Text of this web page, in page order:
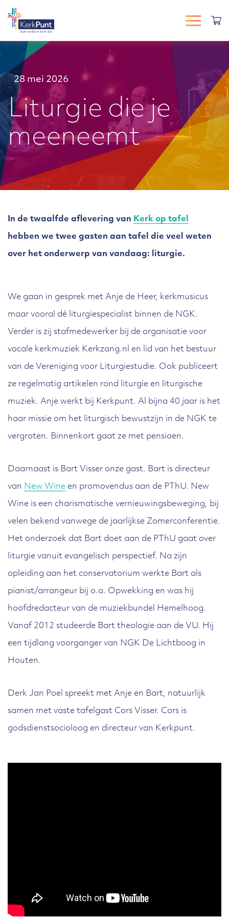
28 mei 2026
Liturgie die je
meeneemt
In de twaalfde aflevering van Kerk op tafel
hebben we twee gasten aan tafel die veel weten
over het onderwerp van vandaag: liturgie.
We gaan in gesprek met Anje de Heer, kerkmusicus
maar vooral dé liturgiespecialist binnen de NGK.
Verder is zij stafmedewerker bij de organisatie voor
vocale kerkmuziek Kerkzang.nl en lid van het bestuur
van de Vereniging voor Liturgiestudie. Ook publiceert
ze regelmatig artikelen rond liturgie en liturgische
muziek. Anje werkt bij Kerkpunt. Al bijna 40 jaar is het
haar missie om het liturgisch bewustzijn in de NGK te
vergroten. Binnenkort gaat ze met pensioen.
Daarnaast is Bart Visser onze gast. Bart is directeur
van New Wine en promovendus aan de PThU. New
Wine is een charismatische vernieuwingsbeweging, bij
velen bekend vanwege de jaarlijkse Zomerconferentie.
Het onderzoek dat Bart doet aan de PThU gaat over
liturgie vanuit evangelisch perspectief. Na zijn
opleiding aan het conservatorium werkte Bart als
pianist/arrangeur bij o.a. Opwekking en was hij
hoofdredacteur van de muziekbundel Hemelhoog.
Vanaf 2012 studeerde Bart theologie aan de VU. Hij
een tijdlang voorganger van NGK De Lichtboog in
Houten.
Derk Jan Poel spreekt met Anje en Bart, natuurlijk
samen met vaste tafelgast Cors Visser. Cors is
godsdienstsocioloog en directeur van Kerkpunt.